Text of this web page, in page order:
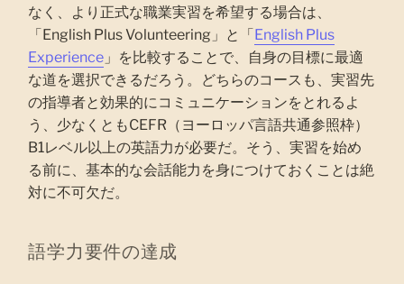
なく、より正式な職業実習を希望する場合は、
「English Plus Volunteering」と「 English Plus
Experience 」を比較することで、自身の目標に最適
な道を選択できるだろう。どちらのコースも、実習先
の指導者と効果的にコミュニケーションをとれるよ
う、少なくともCEFR（ヨーロッパ言語共通参照枠）
B1レベル以上の英語力が必要だ。そう、実習を始め
る前に、基本的な会話能力を身につけておくことは絶
対に不可欠だ。
語学力要件の達成